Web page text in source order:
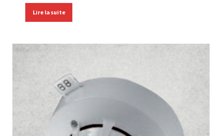
Lire la suite